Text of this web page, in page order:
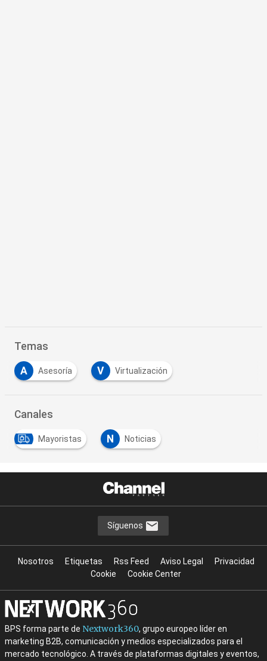
Temas
A Asesoría V Virtualización
Canales
Mayoristas N Noticias
Síguenos
Nosotros Etiquetas Rss Feed Aviso Legal
Privacidad
Cookie
Cookie Center
BPS forma parte de Nextwork360, grupo europeo líder en
marketing B2B, comunicación y medios especializados para el
mercado tecnológico. A través de plataformas digitales y eventos,